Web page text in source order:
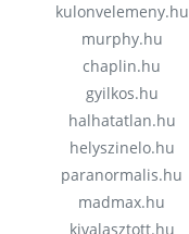
kulonvelemeny.hu
murphy.hu
chaplin.hu
gyilkos.hu
halhatatlan.hu
helyszinelo.hu
paranormalis.hu
madmax.hu
kivalasztott.hu